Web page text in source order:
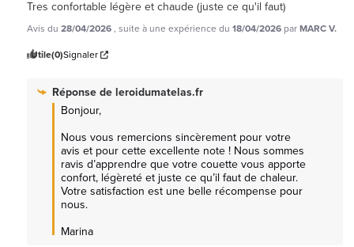
Tres confortable légère et chaude (juste ce qu'il faut)
Avis du 28/04/2026, suite à une expérience du 18/04/2026 parMARC V.
Utile(0)Signaler
Réponse de leroidumatelas.fr
Bonjour,
Nous vous remercions sincèrement pour votre
avis et pour cette excellente note ! Nous sommes
ravis d’apprendre que votre couette vous apporte
confort, légèreté et juste ce qu’il faut de chaleur.
Votre satisfaction est une belle récompense pour
nous.
Marina